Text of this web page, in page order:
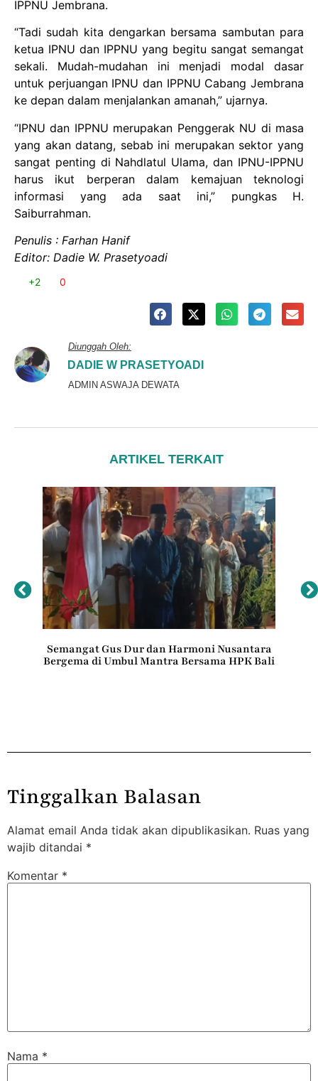
IPPNU Jembrana.
“Tadi sudah kita dengarkan bersama sambutan para
ketua IPNU dan IPPNU yang begitu sangat semangat
sekali. Mudah-mudahan ini menjadi modal dasar
untuk perjuangan IPNU dan IPPNU Cabang Jembrana
ke depan dalam menjalankan amanah,” ujarnya.
“IPNU dan IPPNU merupakan Penggerak NU di masa
yang akan datang, sebab ini merupakan sektor yang
sangat penting di Nahdlatul Ulama, dan IPNU-IPPNU
harus ikut berperan dalam kemajuan teknologi
informasi yang ada saat ini,” pungkas H.
Saiburrahman.
Penulis : Farhan Hanif
Editor: Dadie W. Prasetyoadi
+2 0
Diunggah Oleh:
DADIE W PRASETYOADI
ADMIN ASWAJA DEWATA
ARTIKEL TERKAIT
Semangat Gus Dur dan Harmoni Nusantara
Bergema di Umbul Mantra Bersama HPK Bali
Tinggalkan Balasan
Alamat email Anda tidak akan dipublikasikan. Ruas yang
wajib ditandai *
Komentar *
Nama *